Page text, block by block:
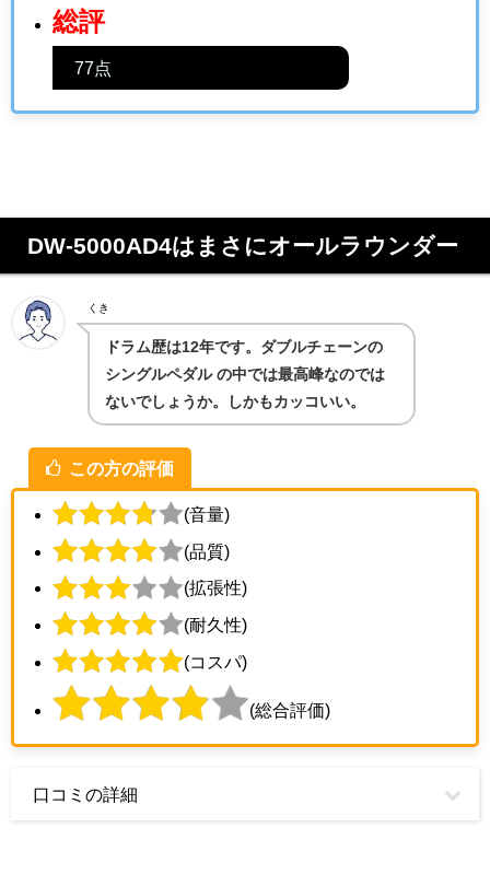
総評
77点
DW-5000AD4はまさにオールラウンダー
くき
ドラム歴は12年です。ダブルチェーンの
シングルペダル の中では最高峰なのでは
ないでしょうか。しかもカッコいい。
この方の評価
(音量)
(品質)
(拡張性)
(耐久性)
(コスパ)
(総合評価)
口コミの詳細